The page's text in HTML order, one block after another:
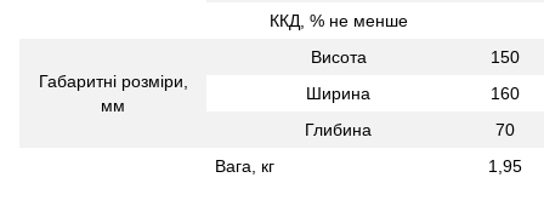
ККД, % не менше
Габаритні розміри,
мм
Висота
150
Ширина
160
Глибина
70
Вага, кг
1,95